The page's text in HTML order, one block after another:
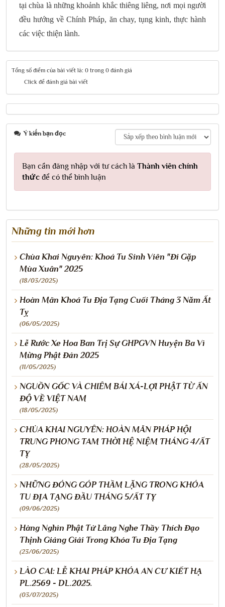
tại chùa là những khoảnh khắc thiêng liêng, nơi mọi người
đều hướng về Chính Pháp, ăn chay, tụng kinh, thực hành
các việc thiện lành.
Tổng số điểm của bài viết là: 0 trong 0 đánh giá
Click để đánh giá bài viết
Ý kiến bạn đọc
Bạn cần đăng nhập với tư cách là Thành viên chính
thức để có thể bình luận
Những tin mới hơn
Chùa Khai Nguyên: Khoá Tu Sinh Viên "Đi Gặp
Mùa Xuân" 2025
(18/03/2025)
Hoàn Mãn Khoá Tu Địa Tạng Cuối Tháng 3 Năm Ất
Tỵ
(06/05/2025)
Lễ Rước Xe Hoa Ban Trị Sự GHPGVN Huyện Ba Vì
Mừng Phật Đản 2025
(11/05/2025)
NGUỒN GỐC VÀ CHIÊM BÁI XÁ-LỢI PHẬT TỪ ẤN
ĐỘ VỀ VIỆT NAM
(18/05/2025)
CHÙA KHAI NGUYÊN: HOÀN MÃN PHÁP HỘI
TRUNG PHONG TAM THỜI HỆ NIỆM THÁNG 4/ẤT
TỴ
(28/05/2025)
NHỮNG ĐÓNG GÓP THẦM LẶNG TRONG KHÓA
TU ĐỊA TẠNG ĐẦU THÁNG 5/ẤT TỴ
(09/06/2025)
Hàng Nghìn Phật Tử Lắng Nghe Thầy Thích Đạo
Thịnh Giảng Giải Trong Khóa Tu Địa Tạng
(23/06/2025)
LÀO CAI: LỄ KHAI PHÁP KHÓA AN CƯ KIẾT HẠ
PL.2569 - DL.2025.
(03/07/2025)